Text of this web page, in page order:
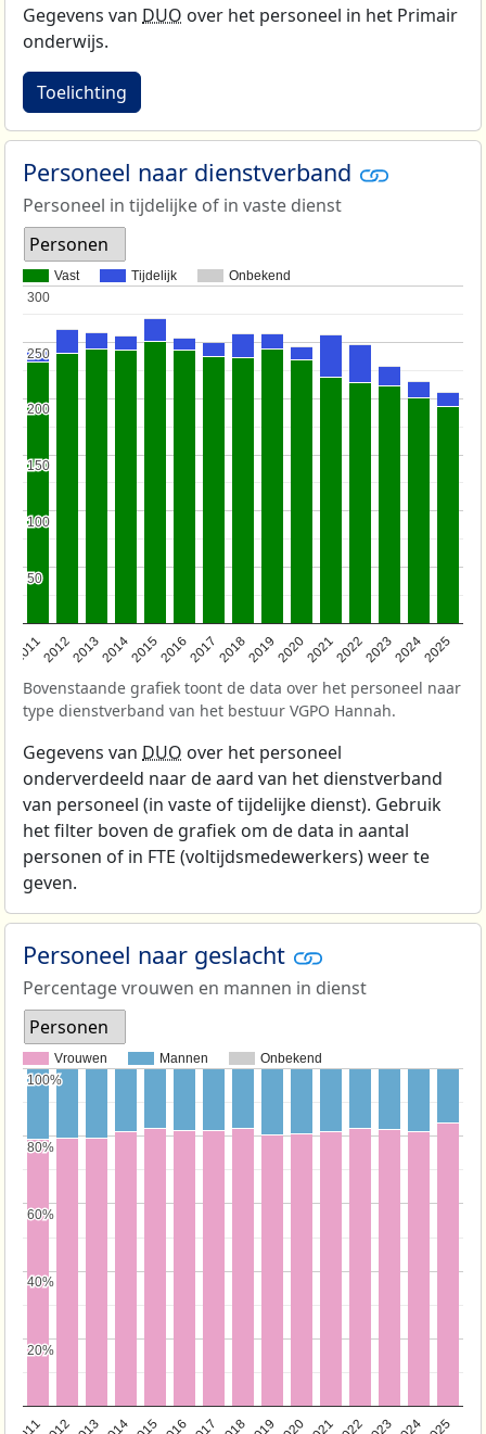
Gegevens van DUO over het personeel in het Primair
onderwijs.
Toelichting
Personeel naar dienstverband
Personeel in tijdelijke of in vaste dienst
Personen
Vast Tijdelijk Onbekend
201120122013201420152016201720182019202020212022202320242025
50
50
100
100
150
150
200
200
250
250
300
300
Bovenstaande grafiek toont de data over het personeel naar
type dienstverband van het bestuur VGPO Hannah.
Gegevens van DUO over het personeel
onderverdeeld naar de aard van het dienstverband
van personeel (in vaste of tijdelijke dienst). Gebruik
het filter boven de grafiek om de data in aantal
personen of in FTE (voltijdsmedewerkers) weer te
geven.
Personeel naar geslacht
Percentage vrouwen en mannen in dienst
Personen
Vrouwen Mannen Onbekend
20%
20%
40%
40%
60%
60%
80%
80%
100%
100%